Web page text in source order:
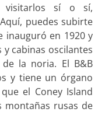
visitarlos sí o sí,
puedes subirte
inauguró en 1920 y
cabinas oscilantes
la noria. El B&B
y tiene un órgano
el Coney Island
montañas rusas de